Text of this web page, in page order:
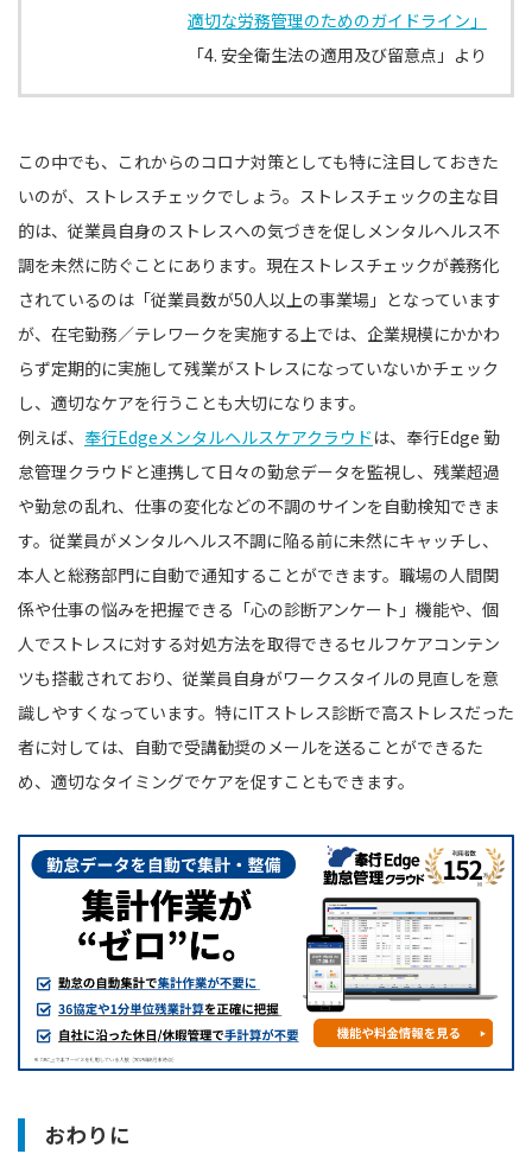
適切な労務管理のためのガイドライン」
「4. 安全衛生法の適用及び留意点」より
この中でも、これからのコロナ対策としても特に注目しておきた
いのが、ストレスチェックでしょう。ストレスチェックの主な目
的は、従業員自身のストレスへの気づきを促しメンタルヘルス不
調を未然に防ぐことにあります。現在ストレスチェックが義務化
されているのは「従業員数が50人以上の事業場」となっています
が、在宅勤務／テレワークを実施する上では、企業規模にかかわ
らず定期的に実施して残業がストレスになっていないかチェック
し、適切なケアを行うことも大切になります。
例えば、 奉行Edgeメンタルヘルスケアクラウドは、奉行Edge 勤
怠管理クラウドと連携して日々の勤怠データを監視し、残業超過
や勤怠の乱れ、仕事の変化などの不調のサインを自動検知できま
す。従業員がメンタルヘルス不調に陥る前に未然にキャッチし、
本人と総務部門に自動で通知することができます。職場の人間関
係や仕事の悩みを把握できる「心の診断アンケート」機能や、個
人でストレスに対する対処方法を取得できるセルフケアコンテン
ツも搭載されており、従業員自身がワークスタイルの見直しを意
識しやすくなっています。特にITストレス診断で高ストレスだった
者に対しては、自動で受講勧奨のメールを送ることができるた
め、適切なタイミングでケアを促すこともできます。
おわりに